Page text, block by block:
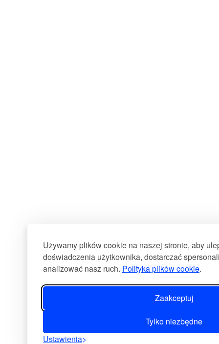
Używamy plików cookie na naszej stronie, aby
doświadczenia użytkownika, dostarczać
analizować nasz ruch. Polityka plików cookie.
Zaakceptuj
Tylko niezbędne
Ustawienia